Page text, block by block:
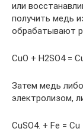
или
получить медь
обрабатывают
СuО + Н2SО4 =
Затем медь
электролизом,
СuSO4. + Fе = Сu